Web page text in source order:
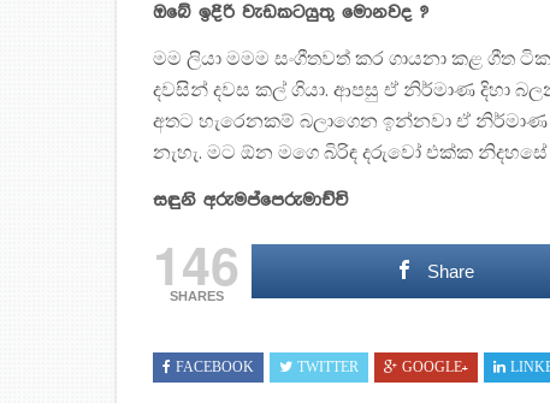
ඔබේ ඉදිරි වැඩකටයුතු මොනවද ?
මම ලියා මමම සංගීතවත් කර ගායනා කළ ගීත
දවසින් දවස කල් ගියා. ආපසු ඒ නිර්මාණ දිහා
අතට හැරෙනකම් බලාගෙන ඉන්නවා ඒ
නැහැ. මට ඕන මගෙ බිරිඳ දරුවෝ එක්ක
සඳුනි අරුමප්පෙරුමාච්චි
146
SHARES
Share
FACEBOOK TWITTER GOOGLE+